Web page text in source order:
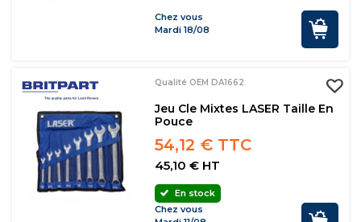
Chez vous
Mardi 18/08
Qualité OEM DA1662
Jeu Cle Mixtes LASER Taille En
Pouce
54,12 € TTC
45,10 € HT
En stock
Chez vous